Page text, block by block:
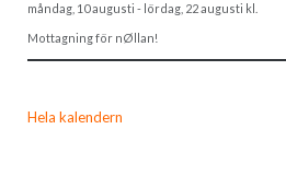
måndag, 10 augusti - lördag, 22 augusti kl.
Mottagning för nØllan!
Hela kalendern